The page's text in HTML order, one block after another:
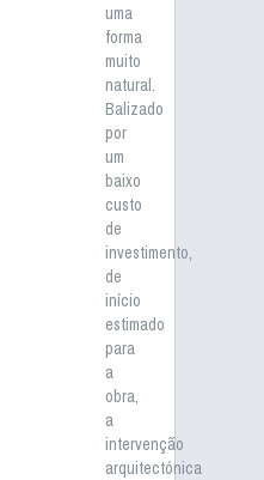
uma
forma
muito
natural.
Balizado
por
um
baixo
custo
de
investimento,
de
início
estimado
para
a
obra,
a
intervenção
arquitectónica